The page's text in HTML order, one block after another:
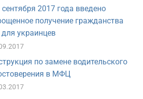
сентября 2017 года введено
получение гражданства
украинцев
по замене водительского
в МФЦ